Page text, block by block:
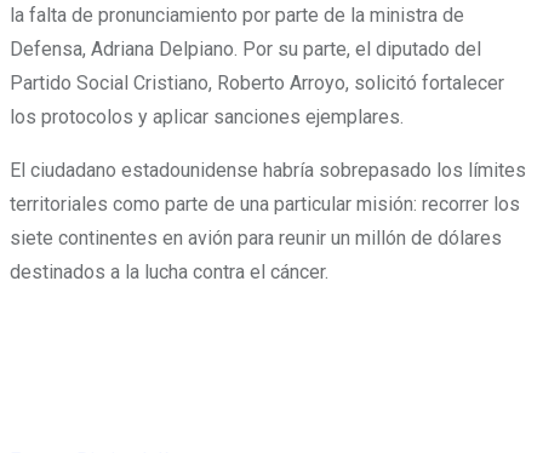
la falta de pronunciamiento por parte de la ministra de
Defensa, Adriana Delpiano. Por su parte, el diputado del
Partido Social Cristiano, Roberto Arroyo, solicitó fortalecer
los protocolos y aplicar sanciones ejemplares.
El ciudadano estadounidense habría sobrepasado los límites
territoriales como parte de una particular misión: recorrer los
siete continentes en avión para reunir un millón de dólares
destinados a la lucha contra el cáncer.